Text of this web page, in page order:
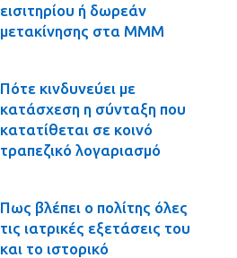
εισιτηρίου ή δωρεάν
μετακίνησης στα ΜΜΜ
Πότε κινδυνεύει με
κατάσχεση η σύνταξη που
κατατίθεται σε κοινό
τραπεζικό λογαριασμό
Πως βλέπει ο πολίτης όλες
τις ιατρικές εξετάσεις του
και το ιστορικό